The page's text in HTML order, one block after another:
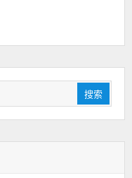
搜索